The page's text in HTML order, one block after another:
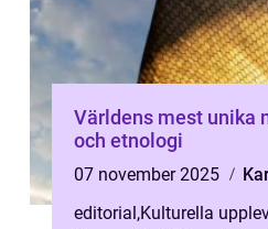
Världens mest unika
och etnologi
07 november 2025
editorial,Kulturella